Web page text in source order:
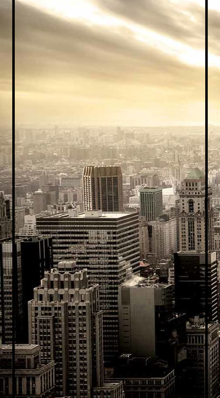
Leica 3D Disto 9277
big_29443335_0_150-106